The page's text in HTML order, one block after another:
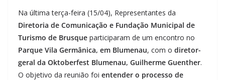
Na última terça-feira (15/04), Representantes da
Diretoria de Comunicação e Fundação Municipal de
Turismo de Brusque participaram de um encontro no
Parque Vila Germânica, em Blumenau, com o diretor-
geral da Oktoberfest Blumenau, Guilherme Guenther.
O objetivo da reunião foi entender o processo de